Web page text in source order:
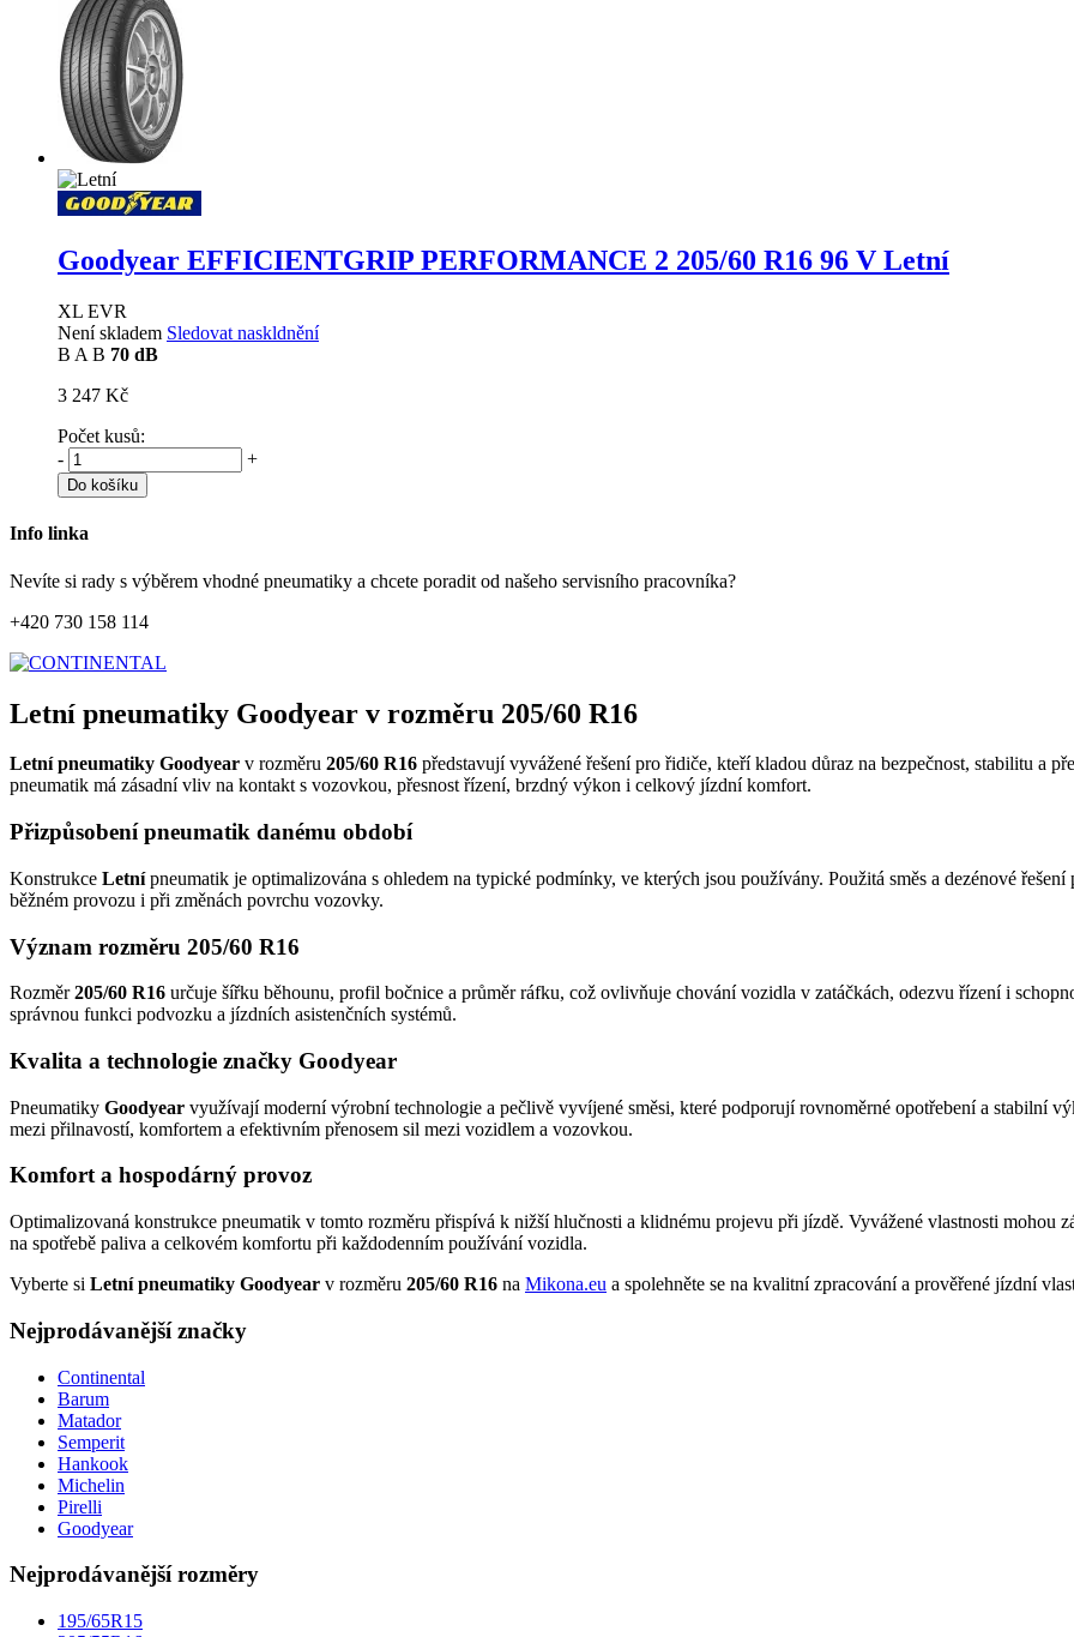
Goodyear EFFICIENTGRIP PERFORMANCE 2 205/60 R16 96 V Letní
XL EVR
Není skladem Sledovat naskldnění
B A B 70 dB
3 247 Kč
Počet kusů:
-
+
Do košíku
Info linka
Nevíte si rady s výběrem vhodné pneumatiky a chcete poradit od našeho servisního pracovníka?
+420 730 158 114
Letní pneumatiky Goodyear v rozměru 205/60 R16
Letní pneumatiky Goodyear v rozměru 205/60 R16 představují vyvážené řešení pro řidiče, kteří kladou důraz na bezpečnost, stabilitu a
pneumatik má zásadní vliv na kontakt s vozovkou, přesnost řízení, brzdný výkon i celkový jízdní komfort.
Přizpůsobení pneumatik danému období
Konstrukce Letnípneumatik je optimalizována s ohledem na typické podmínky, ve kterých jsou používány. Použitá směs a dezénové
běžném provozu i při změnách povrchu vozovky.
Význam rozměru 205/60 R16
Rozměr205/60 R16 určuje šířku běhounu, profil bočnice a průměr ráfku, což ovlivňuje chování vozidla v zatáčkách, odezvu řízení i
správnou funkci podvozku a jízdních asistenčních systémů.
Kvalita a technologie značky Goodyear
Pneumatiky Goodyear využívají moderní výrobní technologie a pečlivě vyvíjené směsi, které podporují rovnoměrné opotřebení a stabilní
mezi přilnavostí, komfortem a efektivním přenosem sil mezi vozidlem a vozovkou.
Komfort a hospodárný provoz
Optimalizovaná konstrukce pneumatik v tomto rozměru přispívá k nižší hlučnosti a klidnému projevu při jízdě. Vyvážené vlastnosti mohou
na spotřebě paliva a celkovém komfortu při každodenním používání vozidla.
Vyberte si Letní pneumatiky Goodyear v rozměru 205/60 R16 na Mikona.eu a spolehněte se na kvalitní zpracování a prověřené jízdní
Nejprodávanější značky
Continental
Barum
Matador
Semperit
Hankook
Michelin
Pirelli
Goodyear
Nejprodávanější rozměry
195/65R15